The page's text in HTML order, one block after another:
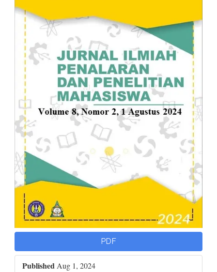
PDF
PublishedAug 1, 2024